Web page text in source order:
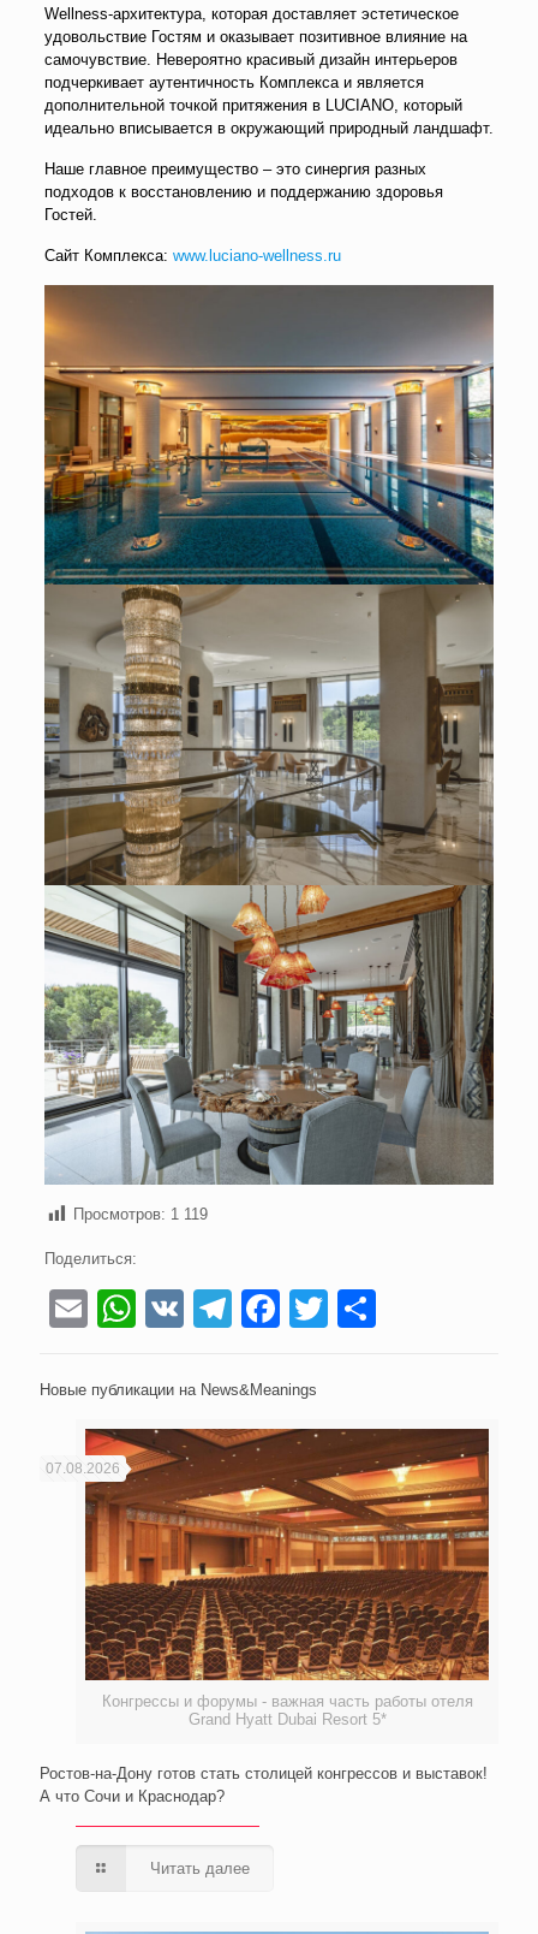
Wellness-архитектура, которая доставляет эстетическое
удовольствие Гостям и оказывает позитивное влияние на
самочувствие. Невероятно красивый дизайн интерьеров
подчеркивает аутентичность Комплекса и является
дополнительной точкой притяжения в LUCIANO, который
идеально вписывается в окружающий природный ландшафт.
Наше главное преимущество – это синергия разных
подходов к восстановлению и поддержанию здоровья
Гостей.
Сайт Комплекса: www.luciano-wellness.ru
Просмотров: 1 119
Поделиться:
EmailWhatsApp
VK Telegram
Facebook
Twitter
Новые публикации на News&Meanings
Конгрессы и форумы - важная часть работы отеля
Grand Hyatt Dubai Resort 5*
07.08.2026
Ростов-на-Дону готов стать столицей конгрессов и выставок!
А что Сочи и Краснодар?
Читать далее